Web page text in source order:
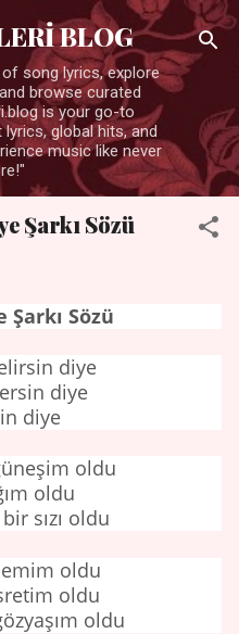
atla BLOG
song lyrics, explore
browse curated
is your go-to
global hits, and
music like never
Şarkı Sözü
Sözü
diye
diye
diye
oldu
oldu
sızı oldu
oldu
oldu
oldu